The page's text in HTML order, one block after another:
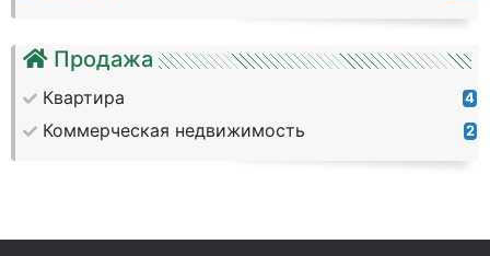
Продажа
Квартира 4
Коммерческая недвижимость 2